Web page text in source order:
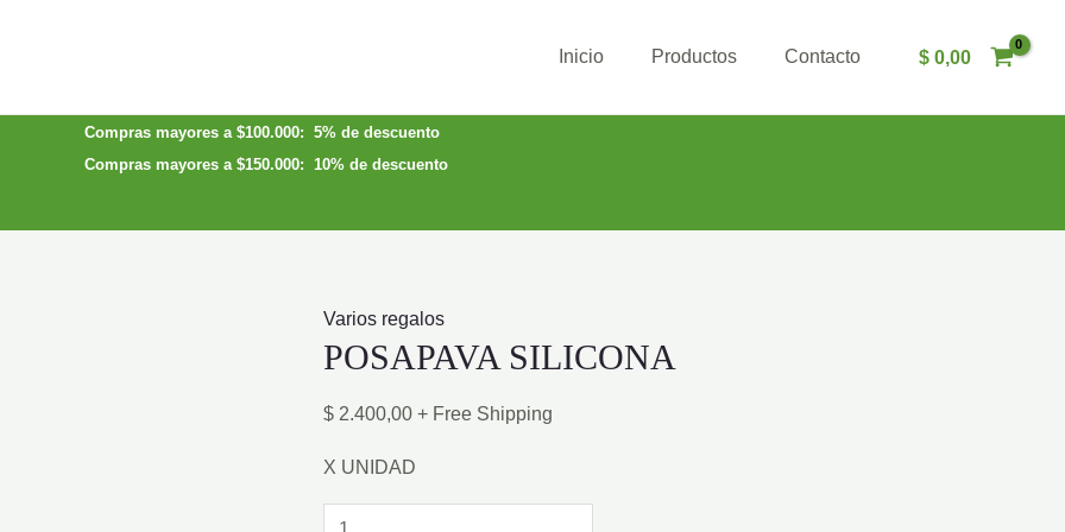
Inicio Productos Contacto $0,00
Compras mayores a $100.000: 5% de descuento
Compras mayores a $150.000: 10% de descuento
Varios regalos
POSAPAVA SILICONA
$ 2.400,00 + Free Shipping
X UNIDAD
POSAPAVA